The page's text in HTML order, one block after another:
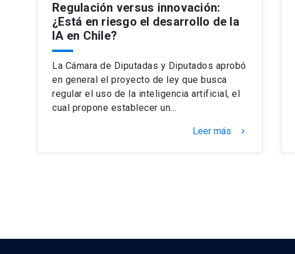
Regulación versus innovación:
¿Está en riesgo el desarrollo de la
IA en Chile?
La Cámara de Diputadas y Diputados aprobó
en general el proyecto de ley que busca
regular el uso de la inteligencia artificial, el
cual propone establecer un…
Leer más keyboard_arrow_right